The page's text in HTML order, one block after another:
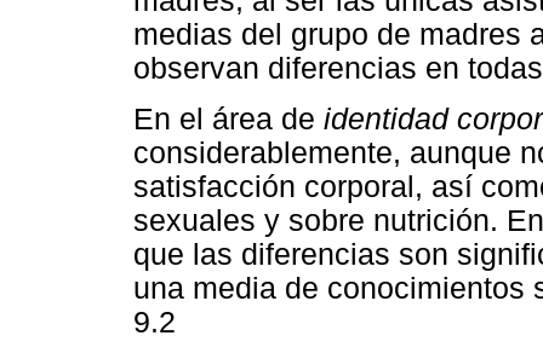
medias del grupo de madres
observan diferencias en
En el área de identidad
considerablemente, aunque
satisfacción corporal, así
sexuales y sobre nutrición.
que las diferencias son
una media de conocimientos
9.2